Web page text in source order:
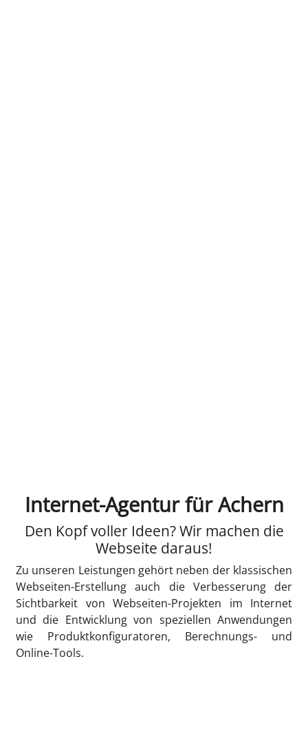
Internet-Agentur für Achern
Den Kopf voller Ideen? Wir machen die
Webseite daraus!
Zu unseren Leistungen gehört neben der klassischen
Webseiten-Erstellung auch die Verbesserung der
Sichtbarkeit von Webseiten-Projekten im Internet
und die Entwicklung von speziellen Anwendungen
wie Produktkonfiguratoren, Berechnungs- und
Online-Tools.